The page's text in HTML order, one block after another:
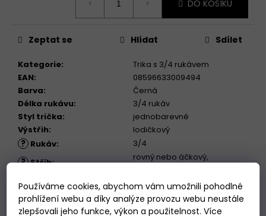
Používáme cookies, abychom vám umožnili pohodlné
prohlížení webu a díky analýze provozu webu neustále
zlepšovali jeho funkce, výkon a použitelnost. Více
DO KOŠÍKU
Kategorie:
Trika s 3/4 rukávem
EAN:
08596633009494
Barva:
Černá
Délka rukávu:
3/4 rukáv
Styl trička:
jednobarevné
Výstřih: lodičkový
? Rukáv: 3/4
? Střih:
rovný nebo áčkový,
vyberte si!
? Výstřih lodičkový
? Délka:
standardní, zkrácená,
prodloužená
Zeptat se Hlídat Sdílet